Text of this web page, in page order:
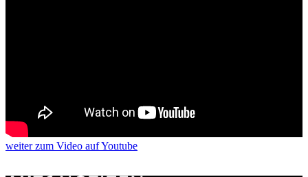
weiterzum Video auf Youtube